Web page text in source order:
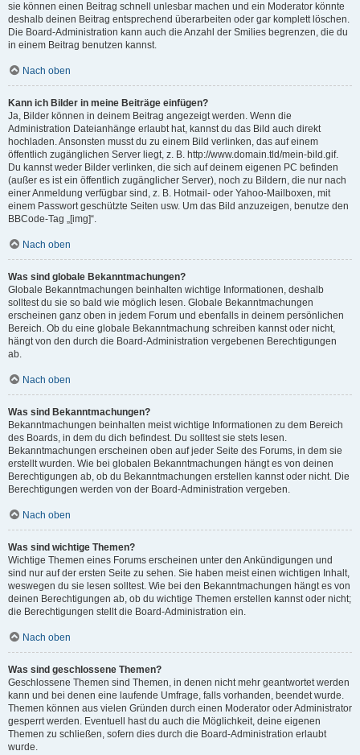
sie können einen Beitrag schnell unlesbar machen und ein Moderator könnte
deshalb deinen Beitrag entsprechend überarbeiten oder gar komplett löschen.
Die Board-Administration kann auch die Anzahl der Smilies begrenzen, die du
in einem Beitrag benutzen kannst.
Nach oben
Kann ich Bilder in meine Beiträge einfügen?
Ja, Bilder können in deinem Beitrag angezeigt werden. Wenn die
Administration Dateianhänge erlaubt hat, kannst du das Bild auch direkt
hochladen. Ansonsten musst du zu einem Bild verlinken, das auf einem
öffentlich zugänglichen Server liegt, z. B. http://www.domain.tld/mein-bild.gif.
Du kannst weder Bilder verlinken, die sich auf deinem eigenen PC befinden
(außer es ist ein öffentlich zugänglicher Server), noch zu Bildern, die nur nach
einer Anmeldung verfügbar sind, z. B. Hotmail- oder Yahoo-Mailboxen, mit
einem Passwort geschützte Seiten usw. Um das Bild anzuzeigen, benutze den
BBCode-Tag „[img]“.
Nach oben
Was sind globale Bekanntmachungen?
Globale Bekanntmachungen beinhalten wichtige Informationen, deshalb
solltest du sie so bald wie möglich lesen. Globale Bekanntmachungen
erscheinen ganz oben in jedem Forum und ebenfalls in deinem persönlichen
Bereich. Ob du eine globale Bekanntmachung schreiben kannst oder nicht,
hängt von den durch die Board-Administration vergebenen Berechtigungen
ab.
Nach oben
Was sind Bekanntmachungen?
Bekanntmachungen beinhalten meist wichtige Informationen zu dem Bereich
des Boards, in dem du dich befindest. Du solltest sie stets lesen.
Bekanntmachungen erscheinen oben auf jeder Seite des Forums, in dem sie
erstellt wurden. Wie bei globalen Bekanntmachungen hängt es von deinen
Berechtigungen ab, ob du Bekanntmachungen erstellen kannst oder nicht. Die
Berechtigungen werden von der Board-Administration vergeben.
Nach oben
Was sind wichtige Themen?
Wichtige Themen eines Forums erscheinen unter den Ankündigungen und
sind nur auf der ersten Seite zu sehen. Sie haben meist einen wichtigen Inhalt,
weswegen du sie lesen solltest. Wie bei den Bekanntmachungen hängt es von
deinen Berechtigungen ab, ob du wichtige Themen erstellen kannst oder nicht;
die Berechtigungen stellt die Board-Administration ein.
Nach oben
Was sind geschlossene Themen?
Geschlossene Themen sind Themen, in denen nicht mehr geantwortet werden
kann und bei denen eine laufende Umfrage, falls vorhanden, beendet wurde.
Themen können aus vielen Gründen durch einen Moderator oder Administrator
gesperrt werden. Eventuell hast du auch die Möglichkeit, deine eigenen
Themen zu schließen, sofern dies durch die Board-Administration erlaubt
wurde.